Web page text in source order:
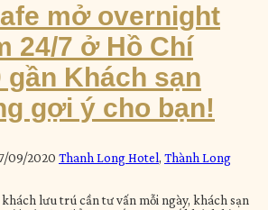
mở overnight
24/7 ở Hồ Chí
gần Khách sạn
gợi ý cho bạn!
09/2020 Thanh Long Hotel, Thành Long
lưu trú cần tư vấn mỗi ngày, khách sạn